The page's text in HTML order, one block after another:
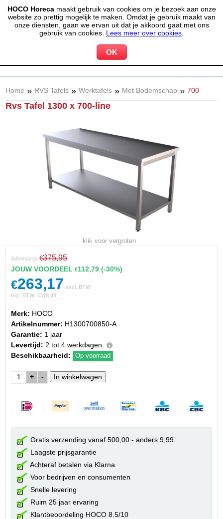
HOCO Horecamaakt gebruik van cookies om je bezoek aan onze
website zo prettig mogelijk te maken. Omdat je gebruik maakt van
onze diensten, gaan we ervan uit dat je akkoord gaat met ons
gebruik van cookies. Lees meer over cookies
(020) 497 6325 info@hocohoreca.nl
MIJN ACCOUNT 0 WINKELWAGEN
Home » RVS Tafels » Werktafels » Met Bodemschap » 700
Rvs Tafel 1300 x 700-line
klik voor vergroten
Adviesprijs €375,95
JOUW VOORDEEL€112,79 (-30%)
€263,17 excl. BTW
Incl. BTW:€318,43
Merk: HOCO
Artikelnummer: H1300700850-A
Garantie: 1 jaar
Levertijd: 2 tot 4 werkdagen
Beschikbaarheid:
Op voorraad
+ -
Gratis verzending vanaf 500,00 - anders 9,99
Laagste prijsgarantie
Achteraf betalen via Klarna
Voor bedrijven en consumenten
Snelle levering
Ruim 25 jaar ervaring
Klantbeoordeling HOCO 8.5/10